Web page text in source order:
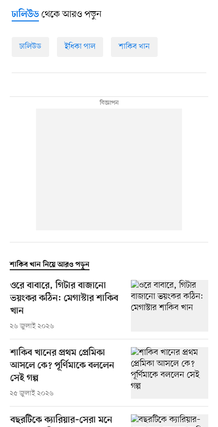
ঢালিউডথেকে আরও পড়ুন
ঢালিউড ইধিকা পাল শাকিব খান
শাকিব খান নিয়ে আরও পড়ুন
ওরে বাবারে, গিটার বাজানো
ভয়ংকর কঠিন: মেগাস্টার শাকিব
খান
২৬ জুলাই ২০২৬
শাকিব খানের প্রথম প্রেমিকা
আসলে কে? পূর্ণিমাকে বললেন
সেই গল্প
২৫ জুলাই ২০২৬
বছরটিকে ক্যারিয়ার–সেরা মনে